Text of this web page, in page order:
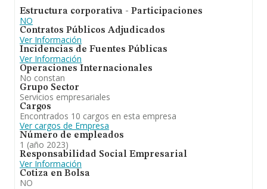
empresas en el territorio nacional, ha experimentado un
retroceso.
Estructura corporativa - Participaciones
NO
Contratos Públicos Adjudicados
Ver Información
Incidencias de Fuentes Públicas
Ver Información
Operaciones Internacionales
No constan
Grupo Sector
Servicios empresariales
Cargos
Encontrados 10 cargos en esta empresa
Ver cargos de Empresa
Número de empleados
1 (año 2023)
Responsabilidad Social Empresarial
Ver Información
Cotiza en Bolsa
NO